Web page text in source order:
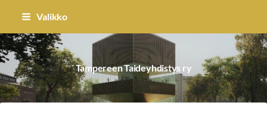
Siirry
sisältöön
Valikko
Tampereen Taideyhdistys ry